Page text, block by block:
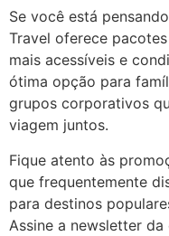
Se você está
Travel oferece
mais acessíveis e
ótima opção para
grupos corporativos
viagem juntos.
Fique atento às
que frequentemente
para destinos
Assine a newsletter